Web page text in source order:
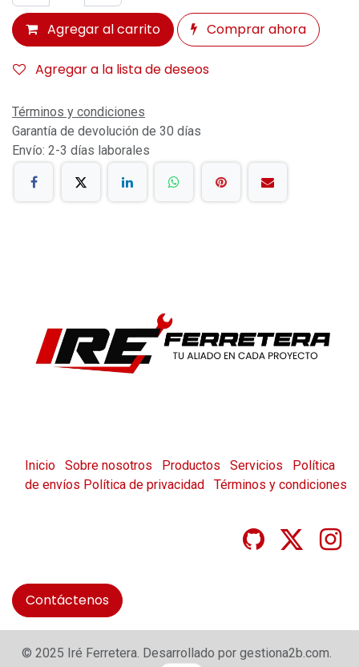
Agregar al carrito Comprar ahora
Agregar a la lista de deseos
Términos y condiciones
Garantía de devolución de 30 días
Envío: 2-3 días laborales
Inicio Sobre nosotros Productos Servicios
Política
de envíos Política de privacidad Términos y condiciones
Contáctenos
© 2025 Iré Ferretera. Desarrollado por gestiona2b.com.